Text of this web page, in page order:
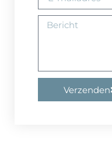
Verzenden